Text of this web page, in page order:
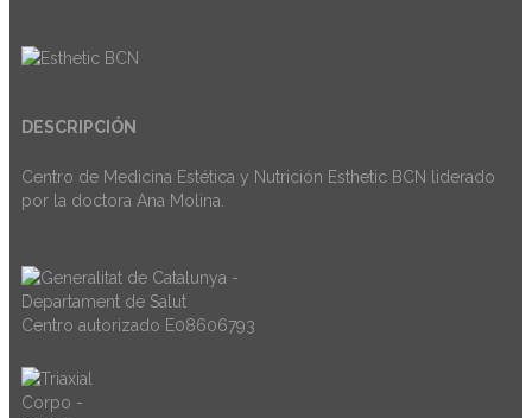
DESCRIPCIÓN
Centro de Medicina Estética y Nutrición Esthetic BCN liderado
por la doctora Ana Molina.
Centro autorizado E08606793